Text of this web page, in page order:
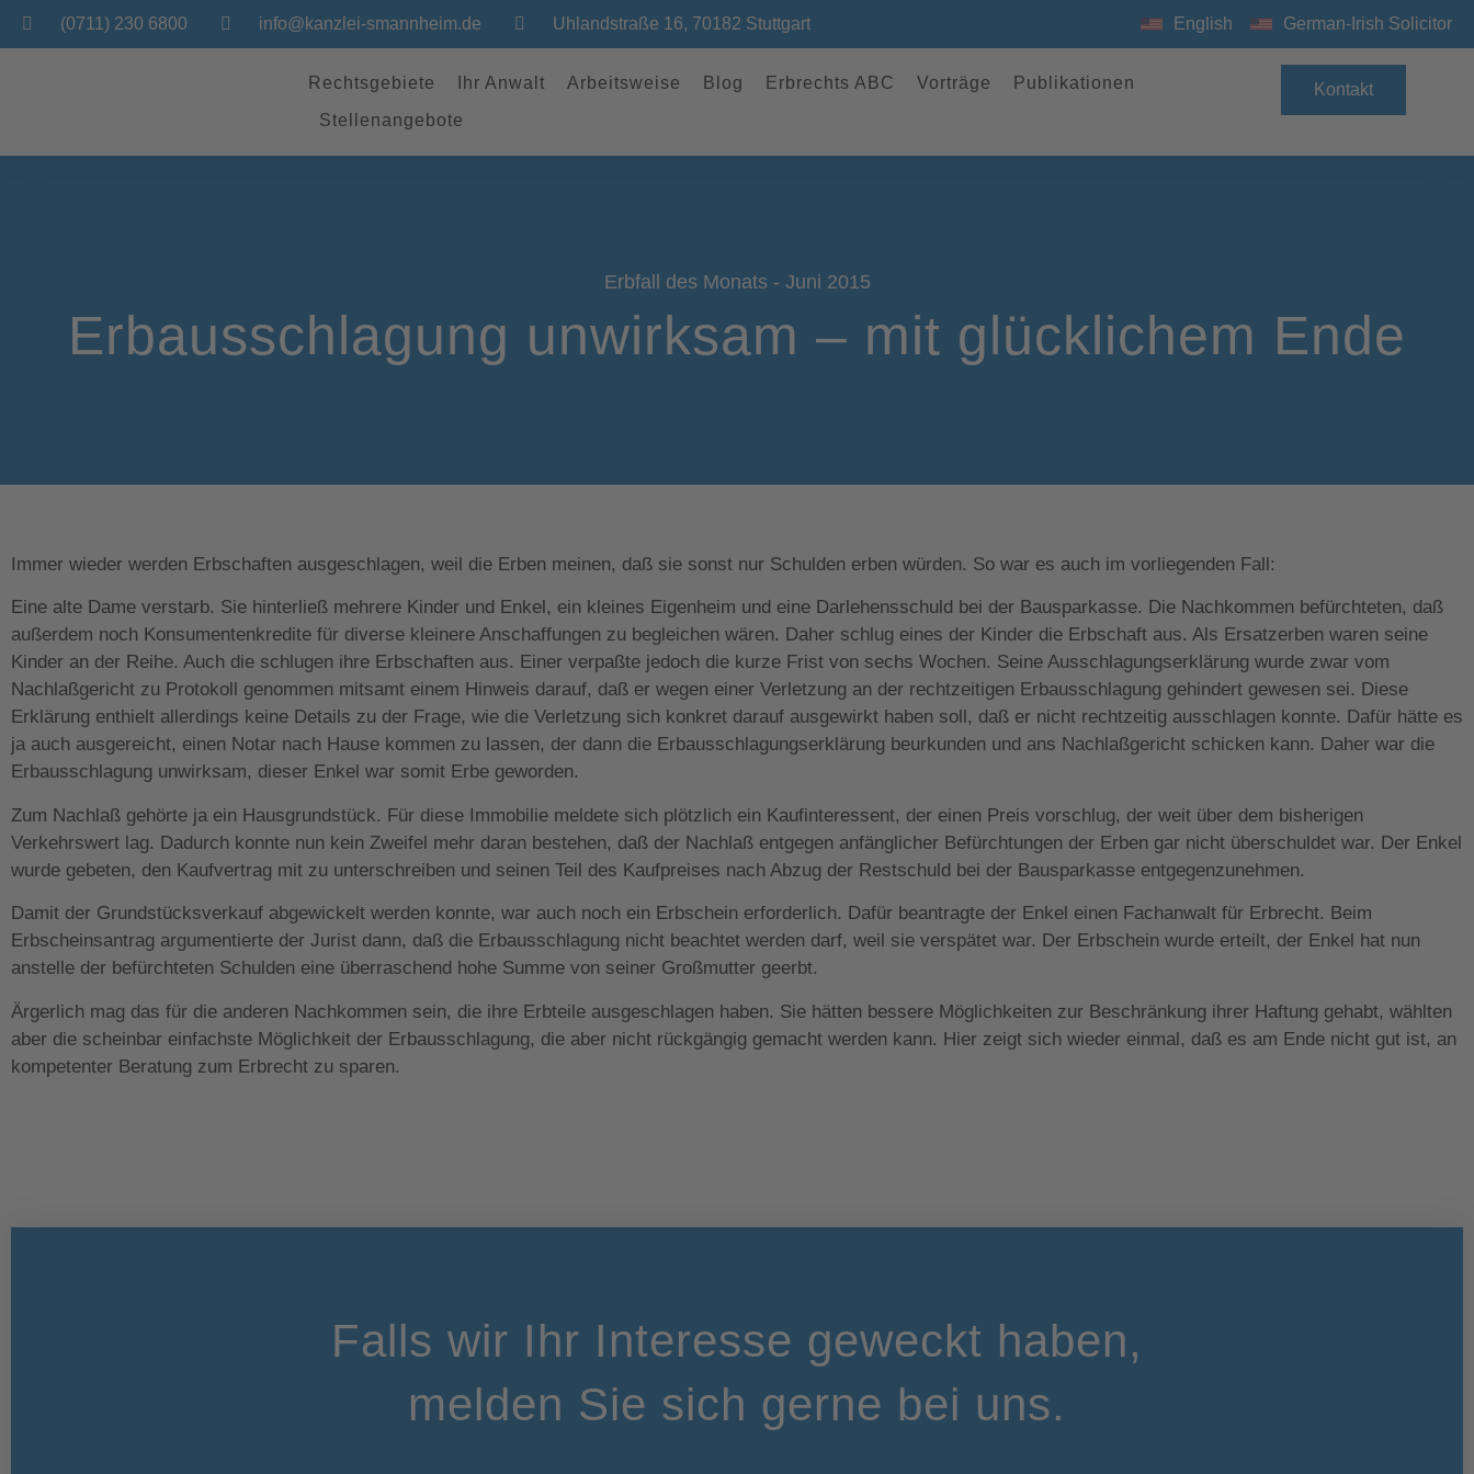
(0711) 230 6800 info@kanzlei-smannheim.de Uhlandstraße 16, 70182 Stuttgart English German-Irish Solicitor
Rechtsgebiete Ihr Anwalt Arbeitsweise Blog Erbrechts ABC Vorträge
Publikationen
Stellenangebote
Kontakt
Erbfall des Monats - Juni 2015
Erbausschlagung unwirksam – mit glücklichem Ende
Immer wieder werden Erbschaften ausgeschlagen, weil die Erben meinen, daß sie sonst nur Schulden erben würden. So war es auch im vorliegenden Fall:
Eine alte Dame verstarb. Sie hinterließ mehrere Kinder und Enkel, ein kleines Eigenheim und eine Darlehensschuld bei der Bausparkasse. Die Nachkommen befürchteten, daß
außerdem noch Konsumentenkredite für diverse kleinere Anschaffungen zu begleichen wären. Daher schlug eines der Kinder die Erbschaft aus. Als Ersatzerben waren seine
Kinder an der Reihe. Auch die schlugen ihre Erbschaften aus. Einer verpaßte jedoch die kurze Frist von sechs Wochen. Seine Ausschlagungserklärung wurde zwar vom
Nachlaßgericht zu Protokoll genommen mitsamt einem Hinweis darauf, daß er wegen einer Verletzung an der rechtzeitigen Erbausschlagung gehindert gewesen sei. Diese
Erklärung enthielt allerdings keine Details zu der Frage, wie die Verletzung sich konkret darauf ausgewirkt haben soll, daß er nicht rechtzeitig ausschlagen konnte. Dafür hätte es
ja auch ausgereicht, einen Notar nach Hause kommen zu lassen, der dann die Erbausschlagungserklärung beurkunden und ans Nachlaßgericht schicken kann. Daher war die
Erbausschlagung unwirksam, dieser Enkel war somit Erbe geworden.
Zum Nachlaß gehörte ja ein Hausgrundstück. Für diese Immobilie meldete sich plötzlich ein Kaufinteressent, der einen Preis vorschlug, der weit über dem bisherigen
Verkehrswert lag. Dadurch konnte nun kein Zweifel mehr daran bestehen, daß der Nachlaß entgegen anfänglicher Befürchtungen der Erben gar nicht überschuldet war. Der Enkel
wurde gebeten, den Kaufvertrag mit zu unterschreiben und seinen Teil des Kaufpreises nach Abzug der Restschuld bei der Bausparkasse entgegenzunehmen.
Damit der Grundstücksverkauf abgewickelt werden konnte, war auch noch ein Erbschein erforderlich. Dafür beantragte der Enkel einen Fachanwalt für Erbrecht. Beim
Erbscheinsantrag argumentierte der Jurist dann, daß die Erbausschlagung nicht beachtet werden darf, weil sie verspätet war. Der Erbschein wurde erteilt, der Enkel hat nun
anstelle der befürchteten Schulden eine überraschend hohe Summe von seiner Großmutter geerbt.
Ärgerlich mag das für die anderen Nachkommen sein, die ihre Erbteile ausgeschlagen haben. Sie hätten bessere Möglichkeiten zur Beschränkung ihrer Haftung gehabt, wählten
aber die scheinbar einfachste Möglichkeit der Erbausschlagung, die aber nicht rückgängig gemacht werden kann. Hier zeigt sich wieder einmal, daß es am Ende nicht gut ist, an
kompetenter Beratung zum Erbrecht zu sparen.
Falls wir Ihr Interesse geweckt haben,
melden Sie sich gerne bei uns.